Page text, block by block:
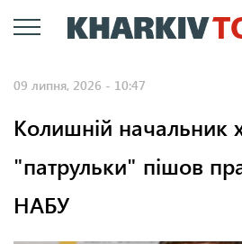
до
09 липня, 2026 - 10:47
Колишній начальник
"патрульки" пішов
НАБУ